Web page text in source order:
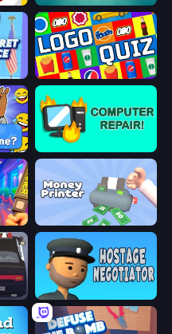
Logo Quiz: Game World Trivia
MemeBattle: What's That Meme?
Money Printer
Hostage Negotiator